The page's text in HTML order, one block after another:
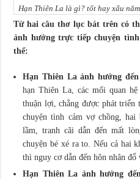
Hạn Thiên La là gì? tốt hay xấu
Từ hai câu thơ lục bát trên có
ảnh hưởng trực tiếp chuyện
thể:
Hạn Thiên La ảnh hưởng
hạn Thiên La, các mối quan
thuận lợi, chẳng được phát triển
chuyện tình cảm vợ chồng,
lầm, tranh cãi dẫn đến mất
chuyện bé xé ra to. Nếu cả hai
thì nguy cơ dẫn đến hôn nhân
Hạn Thiên La ảnh hưởng